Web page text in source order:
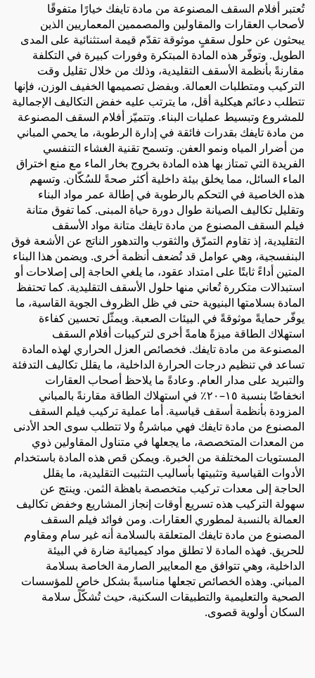
تُعتبر أفلام السقف المصنوعة من مادة تايفك خيارًا متفوقًا
لأصحاب العقارات والمقاولين والمصممين المعماريين الذين
يبحثون عن حلول سقفٍ موثوقة تقدّم قيمة استثنائية على المدى
الطويل. وتوفّر هذه المادة المبتكرة وفورات كبيرة في التكلفة
مقارنةً بأنظمة الأسقف التقليدية، وذلك من خلال تقليل وقت
التركيب ومتطلبات العمالة. وبفضل تصميمها الخفيف الوزن، فإنها
تتطلب دعائم هيكلية أقل، ما يترتب عليه خفض التكاليف الإجمالية
للمشروع وتبسيط عمليات البناء. وتتميّز أفلام السقف المصنوعة
من مادة تايفك بقدرات فائقة في إدارة الرطوبة، ما يحمي المباني
من أضرار المياه ونمو العفن. وتسمح تقنية الغشاء التنفسي
الفريدة التي تمتاز بها هذه المادة بخروج بخار الماء مع منع اختراق
الماء السائل، مما يخلق بيئة داخلية أكثر صحةً للسُكّان. وتسهم
هذه الخاصية في التحكم بالرطوبة في إطالة عمر مواد البناء
وتقليل تكاليف الصيانة طوال دورة حياة المبنى. كما تفوق متانة
فيلم السقف المصنوع من مادة تايفك متانة مواد الأسقف
التقليدية، إذ تقاوم التمزّق والثقوب والتدهور الناتج عن الأشعة فوق
البنفسجية، وهي عوامل قد تُضعف أنظمة أخرى. ويضمن هذا البناء
المتين أداءً ثابتًا على امتداد عقود، ما يلغي الحاجة إلى إصلاحات أو
استبدالات متكررة تُعاني منها حلول الأسقف التقليدية. كما تحتفظ
المادة بسلامتها البنيوية حتى في ظل الظروف الجوية القاسية، ما
يوفّر حمايةً موثوقةً في البيئات الصعبة. ويمثّل تحسين كفاءة
استهلاك الطاقة ميزةً هامةً أخرى لتركيبات أفلام السقف
المصنوعة من مادة تايفك. فخصائص العزل الحراري لهذه المادة
تساعد في تنظيم درجات الحرارة الداخلية، ما يقلل تكاليف التدفئة
والتبريد على مدار العام. وعادةً ما يلاحظ أصحاب العقارات
انخفاضًا بنسبة ١٥–٢٠٪ في استهلاك الطاقة مقارنةً بالمباني
المزودة بأنظمة أسقف قياسية. أما عملية تركيب فيلم السقف
المصنوع من مادة تايفك فهي مباشرةٌ ولا تتطلب سوى الحد الأدنى
من المعدات المتخصصة، ما يجعلها في متناول المقاولين ذوي
المستويات المختلفة من الخبرة. ويمكن قص هذه المادة باستخدام
الأدوات القياسية وتثبيتها بأساليب التثبيت التقليدية، ما يقلل
الحاجة إلى معدات تركيب متخصصة باهظة الثمن. وينتج عن
سهولة التركيب هذه تسريع أوقات إنجاز المشاريع وخفض تكاليف
العمالة بالنسبة لمطوري العقارات. ومن فوائد فيلم السقف
المصنوع من مادة تايفك المتعلقة بالسلامة أنه غير سام ومقاوم
للحريق. فهذه المادة لا تطلق مواد كيميائية ضارة في البيئة
الداخلية، وهي تتوافق مع المعايير الصارمة الخاصة بسلامة
المباني. وهذه الخصائص تجعلها مناسبةً بشكل خاصٍ للمؤسسات
الصحية والتعليمية والتطبيقات السكنية، حيث تُشكّل سلامة
السكان أولوية قصوى.